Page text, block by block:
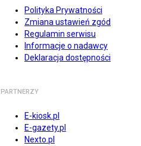
Polityka Prywatności
Zmiana ustawień zgód
Regulamin serwisu
Informacje o nadawcy
Deklaracja dostępności
PARTNERZY
E-kiosk.pl
E-gazety.pl
Nexto.pl